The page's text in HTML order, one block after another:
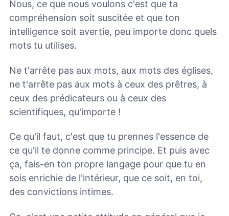
Nous, ce que nous voulons c'est que ta
compréhension soit suscitée et que ton
intelligence soit avertie, peu importe donc quels
mots tu utilises.
Ne t'arrête pas aux mots, aux mots des églises,
ne t'arrête pas aux mots à ceux des prêtres, à
ceux des prédicateurs ou à ceux des
scientifiques, qu'importe !
Ce qu'il faut, c'est que tu prennes l'essence de
ce qu'il te donne comme principe. Et puis avec
ça, fais-en ton propre langage pour que tu en
sois enrichie de l'intérieur, que ce soit, en toi,
des convictions intimes.